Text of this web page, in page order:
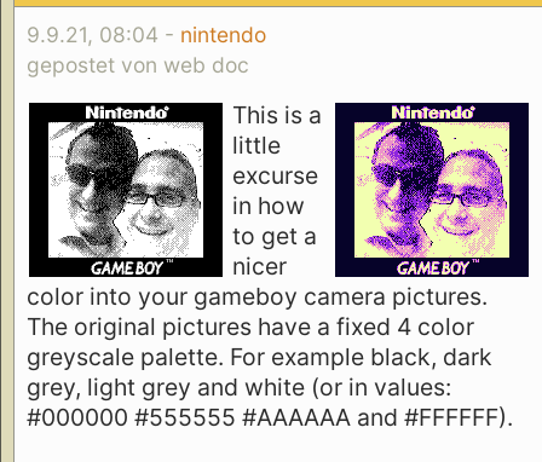
9.9.21, 08:04 - nintendo
gepostet von web doc
This is a
little
excurse
in how
to get a
nicer
color into your gameboy camera pictures.
The original pictures have a fixed 4 color
greyscale palette. For example black, dark
grey, light grey and white (or in values:
#000000 #555555 #AAAAAA and #FFFFFF).